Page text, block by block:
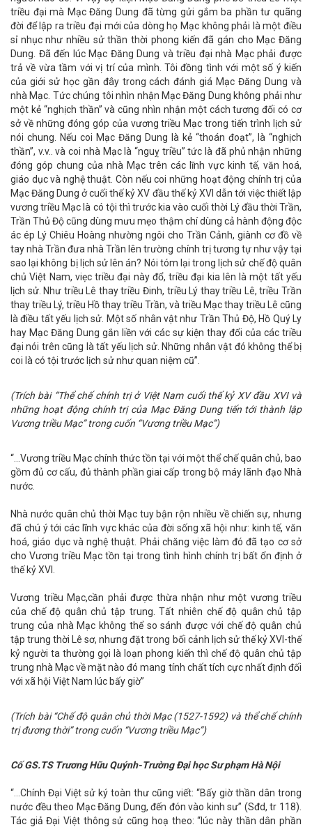
triều đại mà Mạc Đăng Dung đã từng gửi gắm ba phần tư quãng
đời để lập ra triều đại mới của dòng họ Mạc không phải là một điều
sỉ nhục như nhiều sử thần thời phong kiến đã gán cho Mạc Đăng
Dung. Đã đến lúc Mạc Đăng Dung và triều đại nhà Mạc phải được
trả về vừa tầm với vị trí của mình. Tôi đồng tình với một số ý kiến
của giới sử học gần đây trong cách đánh giá Mạc Đăng Dung và
nhà Mạc. Tức chúng tôi nhìn nhận Mạc Đăng Dung không phải như
một kẻ “nghịch thần” và cũng nhìn nhận một cách tương đối có cơ
sở về những đóng góp của vương triều Mạc trong tiến trình lịch sử
nói chung. Nếu coi Mạc Đăng Dung là kẻ “thoán đoạt”, là “nghịch
thần”, v.v.. và coi nhà Mạc là “nguỵ triều” tức là đã phủ nhận những
đóng góp chung của nhà Mạc trên các lĩnh vực kinh tế, văn hoá,
giáo dục và nghệ thuật. Còn nếu coi những hoạt động chính trị của
Mạc Đăng Dung ở cuối thế kỷ XV đầu thế kỷ XVI dẫn tới việc thiết lập
vương triều Mạc là có tội thì trước kia vào cuối thời Lý đầu thời Trần,
Trần Thủ Độ cũng dùng mưu mẹo thậm chí dùng cả hành động độc
ác ép Lý Chiêu Hoàng nhường ngôi cho Trần Cảnh, giành cơ đồ về
tay nhà Trần đưa nhà Trần lên trường chính trị tương tự như vậy tại
sao lại không bị lịch sử lên án? Nói tóm lại trong lịch sử chế độ quân
chủ Việt Nam, viẹc triều đại này đổ, triều đại kia lên là một tất yếu
lịch sử. Như triều Lê thay triều Đinh, triều Lý thay triều Lê, triều Trần
thay triều Lý, triều Hồ thay triều Trần, và triều Mạc thay triều Lê cũng
là điều tất yếu lịch sử. Một số nhân vật như Trần Thủ Độ, Hồ Quý Ly
hay Mạc Đăng Dung gắn liền với các sự kiện thay đổi của các triều
đại nói trên cũng là tất yếu lịch sử. Những nhân vật đó không thể bị
coi là có tội trước lịch sử như quan niệm cũ”.
(Trích bài “Thể chế chính trị ở Việt Nam cuối thế kỷ XV đầu XVI và
những hoạt động chính trị của Mạc Đăng Dung tiến tới thành lập
Vương triều Mạc” trong cuốn “Vương triều Mạc”)
“…Vương triều Mạc chính thức tồn tại với một thể chế quân chủ, bao
gồm đủ cơ cấu, đủ thành phần giai cấp trong bộ máy lãnh đạo Nhà
nước.
Nhà nước quân chủ thời Mạc tuy bận rộn nhiều về chiến sự, nhưng
đã chú ý tới các lĩnh vực khác của đời sống xã hội như: kinh tế, văn
hoá, giáo dục và nghệ thuật. Phải chăng việc làm đó đã tạo cơ sở
cho Vương triều Mạc tồn tại trong tình hình chính trị bất ổn định ở
thế kỷ XVI.
Vương triều Mạc,cần phải được thừa nhận như một vương triều
của chế độ quân chủ tập trung. Tất nhiên chế độ quân chủ tập
trung của nhà Mạc không thể so sánh được với chế độ quân chủ
tập trung thời Lê sơ, nhưng đặt trong bối cảnh lịch sử thế kỷ XVI-thế
kỷ người ta thường gọi là loạn phong kiến thì chế độ quân chủ tập
trung nhà Mạc về mặt nào đó mang tính chất tích cực nhất định đối
với xã hội Việt Nam lúc bấy giờ”
(Trích bài “Chế độ quân chủ thời Mạc (1527-1592) và thể chế chính
trị đương thời” trong cuốn “Vương triều Mạc”)
Cố GS.TS Trương Hữu Quýnh-Trường Đại học Sư phạm Hà Nội
“…Chính Đại Việt sử ký toàn thư cũng viết: “Bấy giờ thần dân trong
nước đều theo Mạc Đăng Dung, đến đón vào kinh sư” (Sđd, tr 118).
Tác giả Đại Việt thông sử cũng hoạ theo: “lúc này thần dân phần